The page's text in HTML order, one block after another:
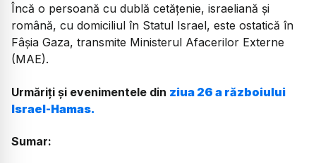
Încă o persoană cu dublă cetăţenie, israeliană şi
română, cu domiciliul în Statul Israel, este ostatică în
Fâşia Gaza, transmite Ministerul Afacerilor Externe
(MAE).
Urmăriți și evenimentele din ziua 26 a războiului
Israel-Hamas.
Sumar: